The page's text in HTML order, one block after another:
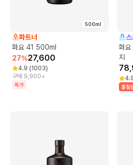
500ml
파트너
화요 41 500ml
27%27,600
4.9 (1003)
구매 9,900+
특가
스
화
지
품절